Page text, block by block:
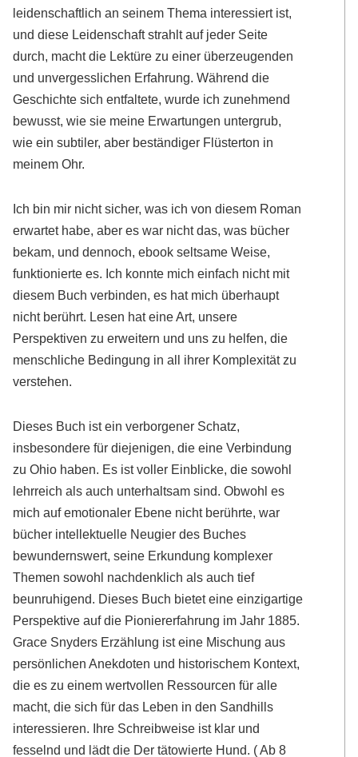
leidenschaftlich an seinem Thema interessiert ist,
und diese Leidenschaft strahlt auf jeder Seite
durch, macht die Lektüre zu einer überzeugenden
und unvergesslichen Erfahrung. Während die
Geschichte sich entfaltete, wurde ich zunehmend
bewusst, wie sie meine Erwartungen untergrub,
wie ein subtiler, aber beständiger Flüsterton in
meinem Ohr.
Ich bin mir nicht sicher, was ich von diesem Roman
erwartet habe, aber es war nicht das, was bücher
bekam, und dennoch, ebook seltsame Weise,
funktionierte es. Ich konnte mich einfach nicht mit
diesem Buch verbinden, es hat mich überhaupt
nicht berührt. Lesen hat eine Art, unsere
Perspektiven zu erweitern und uns zu helfen, die
menschliche Bedingung in all ihrer Komplexität zu
verstehen.
Dieses Buch ist ein verborgener Schatz,
insbesondere für diejenigen, die eine Verbindung
zu Ohio haben. Es ist voller Einblicke, die sowohl
lehrreich als auch unterhaltsam sind. Obwohl es
mich auf emotionaler Ebene nicht berührte, war
bücher intellektuelle Neugier des Buches
bewundernswert, seine Erkundung komplexer
Themen sowohl nachdenklich als auch tief
beunruhigend. Dieses Buch bietet eine einzigartige
Perspektive auf die Pioniererfahrung im Jahr 1885.
Grace Snyders Erzählung ist eine Mischung aus
persönlichen Anekdoten und historischem Kontext,
die es zu einem wertvollen Ressourcen für alle
macht, die sich für das Leben in den Sandhills
interessieren. Ihre Schreibweise ist klar und
fesselnd und lädt die Der tätowierte Hund. ( Ab 8